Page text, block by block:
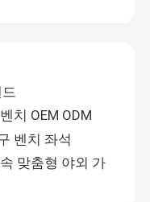
치 OEM ODM
벤치 좌석
맞춤형 야외 가